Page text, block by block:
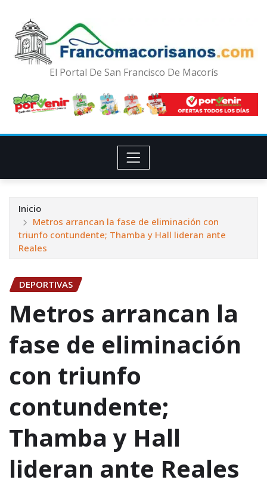
El Portal De San Francisco De Macorís
Inicio
Metros arrancan la fase de eliminación con
triunfo contundente; Thamba y Hall lideran ante
Reales
DEPORTIVAS
Metros arrancan la
fase de eliminación
con triunfo
contundente;
Thamba y Hall
lideran ante Reales